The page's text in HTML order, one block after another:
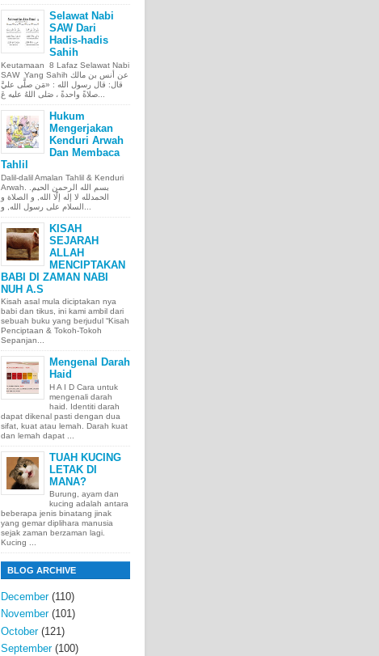
Selawat Nabi
SAW Dari
Hadis-hadis
Sahih
Keutamaan 8 Lafaz Selawat Nabi
SAW Yang Sahih عن أنس بن مالك
قال: قال رسول الله : «مَن صلَّى عليَّ
Hukum
Mengerjakan
Kenduri Arwah
Dan Membaca
Tahlil
Dalil-dalil Amalan Tahlil & Kenduri
Arwah. بسم الله الرحمن الحيم.
الحمدلله لا إله إلّا الله, و الصلاة و
KISAH
SEJARAH
ALLAH
MENCIPTAKAN
BABI DI ZAMAN NABI
NUH A.S
Kisah asal mula diciptakan nya
babi dan tikus, ini kami ambil dari
sebuah buku yang berjudul “Kisah
Penciptaan & Tokoh-Tokoh
Sepanjan...
Mengenal Darah
Haid
H A I D Cara untuk
mengenali darah
haid. Identiti darah
dapat dikenal pasti dengan dua
sifat, kuat atau lemah. Darah kuat
dan lemah dapat ...
TUAH KUCING
LETAK DI
MANA?
Burung, ayam dan
kucing adalah antara
beberapa jenis binatang jinak
yang gemar diplihara manusia
sejak zaman berzaman lagi.
Kucing ...
BLOG ARCHIVE
December(110)
November(101)
October(121)
September(100)